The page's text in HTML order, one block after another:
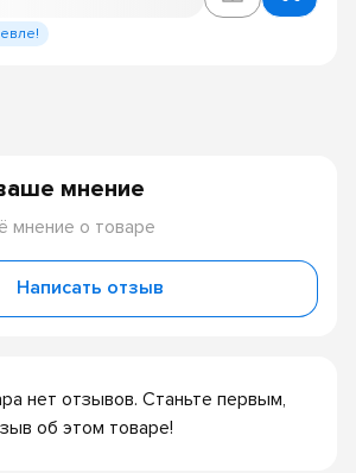
нет отзывов. Станьте первым,
об этом товаре!
мнение
мнение о товаре
Написать отзыв